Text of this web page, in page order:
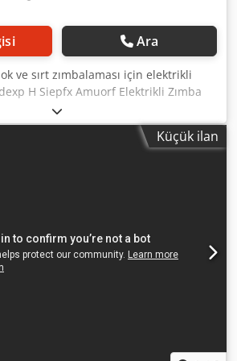
Ara
ve sırt zımbalaması için elektrikli
H Siepfx Amuorf Elektrikli Zımba
ve sırt bölgesi (saddle) zımbalaması
Nagel Rinak Blok ve sırt zımbalaması
Yıl Seri No: 3551000 Blok
kadar, yaklaşık 40 yaprak (80 g kağıt)
yaklaşık 30 yaprak (80 g kağıt)
tablasına sabitlenebilir Zımba
210 adet Giriş derinliği: 30 mm (blok
230 V / 50 Hz Ölçüler: G540 x
Küçük ilan